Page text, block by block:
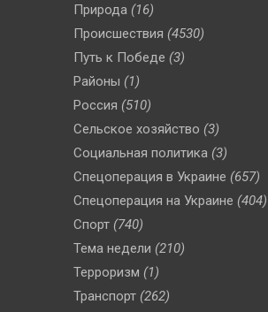
Природа (16)
Происшествия (4530)
Путь к Победе (3)
Районы (1)
Россия (510)
Сельское хозяйство (3)
Социальная политика (3)
Спецоперация в Украине (657)
Спецоперация на Украине (404)
Спорт (740)
Тема недели (210)
Терроризм (1)
Транспорт (262)